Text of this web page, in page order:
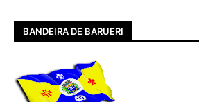
BANDEIRA DE BARUERI